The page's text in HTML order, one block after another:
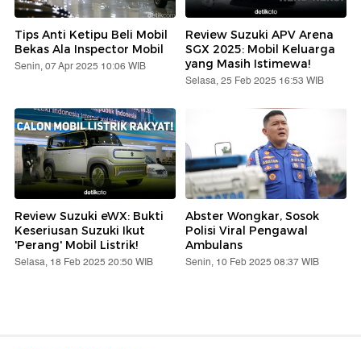
Tips Anti Ketipu Beli Mobil
Bekas Ala Inspector Mobil
Senin, 07 Apr 2025 10:06 WIB
Review Suzuki APV Arena
SGX 2025: Mobil Keluarga
yang Masih Istimewa!
Selasa, 25 Feb 2025 16:53 WIB
Review Suzuki eWX: Bukti
Keseriusan Suzuki Ikut
'Perang' Mobil Listrik!
Selasa, 18 Feb 2025 20:50 WIB
Abster Wongkar, Sosok
Polisi Viral Pengawal
Ambulans
Senin, 10 Feb 2025 08:37 WIB